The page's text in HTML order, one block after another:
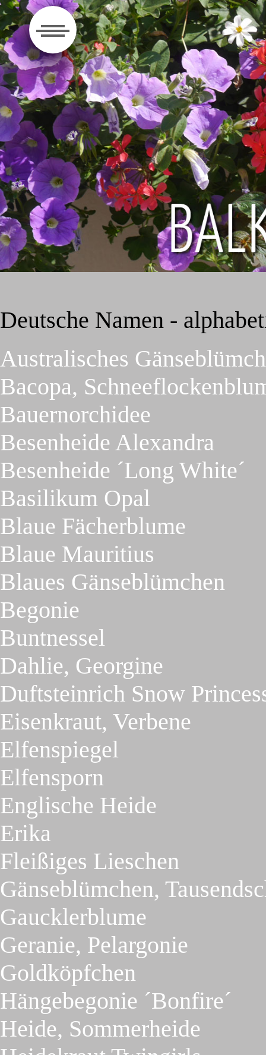
Deutsche Namen -
Australisches
Bacopa,
Bauernorchidee
Besenheide Alexandra
Besenheide ´Long White´
Basilikum Opal
Blaue Fächerblume
Blaue Mauritius
Blaues Gänseblümchen
Begonie
Buntnessel
Dahlie, Georgine
Duftsteinrich Snow
Eisenkraut, Verbene
Elfenspiegel
Elfensporn
Englische Heide
Erika
Fleißiges Lieschen
Gänseblümchen,
Gaucklerblume
Geranie, Pelargonie
Goldköpfchen
Hängebegonie ´Bonfire´
Heide, Sommerheide